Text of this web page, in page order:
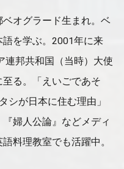
やテーブル
ベオグラード生まれ。ベ
を学ぶ。2001年に来
連邦共和国（当時）大使
る。「えいごであそ
が日本に住む理由」
『婦人公論』などメディ
料理教室でも活躍中。